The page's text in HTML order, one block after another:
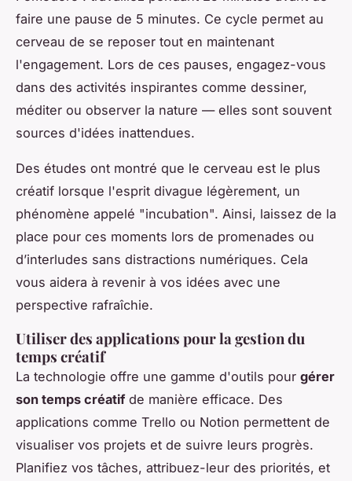
faire une pause de 5 minutes. Ce cycle permet au
cerveau de se reposer tout en maintenant
l'engagement. Lors de ces pauses, engagez-vous
dans des activités inspirantes comme dessiner,
méditer ou observer la nature — elles sont souvent
sources d'idées inattendues.
Des études ont montré que le cerveau est le plus
créatif lorsque l'esprit divague légèrement, un
phénomène appelé "incubation". Ainsi, laissez de la
place pour ces moments lors de promenades ou
d’interludes sans distractions numériques. Cela
vous aidera à revenir à vos idées avec une
perspective rafraîchie.
Utiliser des applications pour la gestion du
temps créatif
La technologie offre une gamme d'outils pour gérer
son temps créatifde manière efficace. Des
applications comme Trello ou Notion permettent de
visualiser vos projets et de suivre leurs progrès.
Planifiez vos tâches, attribuez-leur des priorités, et